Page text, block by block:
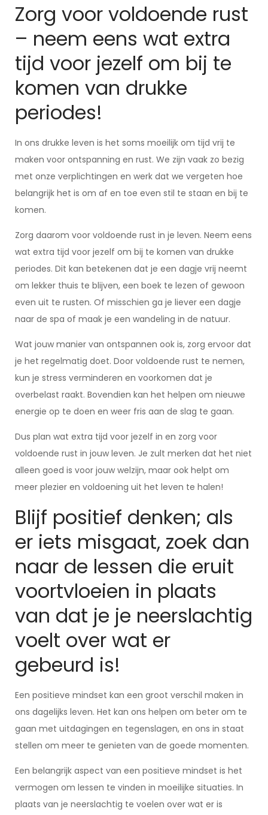
Zorg voor voldoende rust
– neem eens wat extra
tijd voor jezelf om bij te
komen van drukke
periodes!
In ons drukke leven is het soms moeilijk om tijd vrij te
maken voor ontspanning en rust. We zijn vaak zo bezig
met onze verplichtingen en werk dat we vergeten hoe
belangrijk het is om af en toe even stil te staan en bij te
komen.
Zorg daarom voor voldoende rust in je leven. Neem eens
wat extra tijd voor jezelf om bij te komen van drukke
periodes. Dit kan betekenen dat je een dagje vrij neemt
om lekker thuis te blijven, een boek te lezen of gewoon
even uit te rusten. Of misschien ga je liever een dagje
naar de spa of maak je een wandeling in de natuur.
Wat jouw manier van ontspannen ook is, zorg ervoor dat
je het regelmatig doet. Door voldoende rust te nemen,
kun je stress verminderen en voorkomen dat je
overbelast raakt. Bovendien kan het helpen om nieuwe
energie op te doen en weer fris aan de slag te gaan.
Dus plan wat extra tijd voor jezelf in en zorg voor
voldoende rust in jouw leven. Je zult merken dat het niet
alleen goed is voor jouw welzijn, maar ook helpt om
meer plezier en voldoening uit het leven te halen!
Blijf positief denken; als
er iets misgaat, zoek dan
naar de lessen die eruit
voortvloeien in plaats
van dat je je neerslachtig
voelt over wat er
gebeurd is!
Een positieve mindset kan een groot verschil maken in
ons dagelijks leven. Het kan ons helpen om beter om te
gaan met uitdagingen en tegenslagen, en ons in staat
stellen om meer te genieten van de goede momenten.
Een belangrijk aspect van een positieve mindset is het
vermogen om lessen te vinden in moeilijke situaties. In
plaats van je neerslachtig te voelen over wat er is